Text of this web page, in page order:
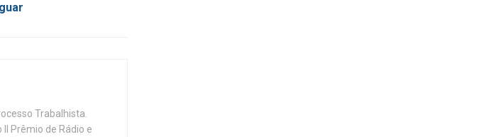
Trabalhista.
Prêmio de Rádio e